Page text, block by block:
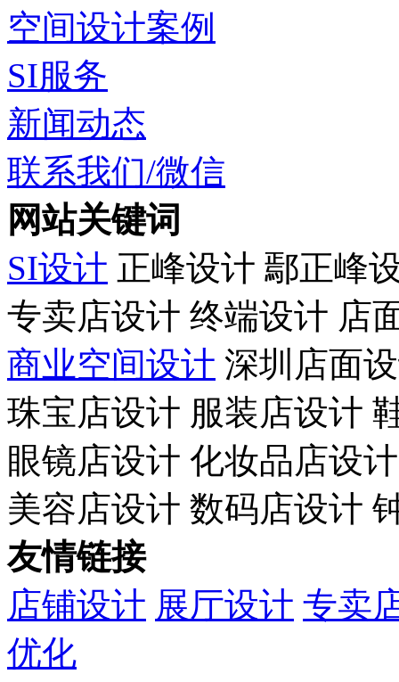
空间设计案例
SI服务
新闻动态
联系我们/微信
网站关键词
SI设计 正峰设计 鄢正峰
专卖店设计 终端设计 店
商业空间设计 深圳店面
珠宝店设计 服装店设计
眼镜店设计 化妆品店设
美容店设计 数码店设计
友情链接
店铺设计 展厅设计 专卖
优化